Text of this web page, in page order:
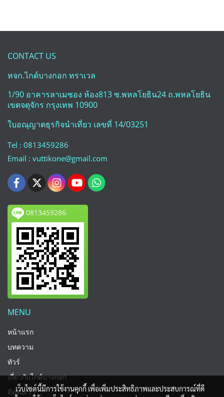
CONTACT US
หจก.ไกด์บางกอก ทราเวล
1/90 อาคารลาเมซอง ห้อง813 ซ.พหลโยธิน24 ถ.พหลโยธิน
เขตจตุจักร กรุงเทพ 10900
ใบอณุญาตธุรกิจนำเที่ยว เลขที่ 14/03251
Tel : 0813459286
Email : vuttikone@gmail.com
0813459286
MENU
หน้าแรก
บทความ
ทัวร์
เกี่ยวกับไกด์บางกอก
ติดต่อเรา
เว็บไซต์นี้มีการใช้งานคุกกี้ เพื่อเพิ่มประสิทธิภาพและประสบการณ์ที่ดี